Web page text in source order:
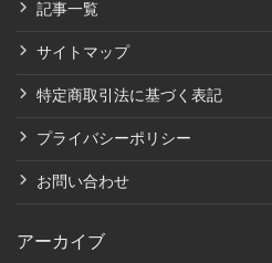
記事一覧
サイトマップ
特定商取引法に基づく表記
プライバシーポリシー
お問い合わせ
アーカイブ